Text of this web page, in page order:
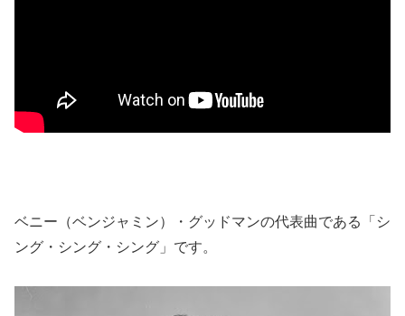
ベニー（ベンジャミン）・グッドマンの代表曲である「シ
ング・シング・シング」です。